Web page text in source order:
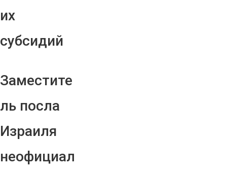
их
субсидий
Заместите
ль посла
Израиля
неофициал